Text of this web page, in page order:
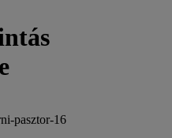
pasztor-16